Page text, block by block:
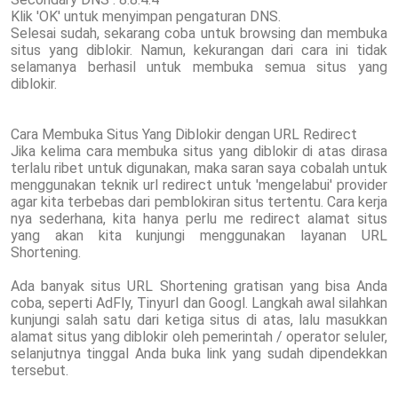
Klik 'OK' untuk menyimpan pengaturan DNS.
Selesai sudah, sekarang coba untuk browsing dan membuka
situs yang diblokir. Namun, kekurangan dari cara ini tidak
selamanya berhasil untuk membuka semua situs yang
diblokir.
Cara Membuka Situs Yang Diblokir dengan URL Redirect
Jika kelima cara membuka situs yang diblokir di atas dirasa
terlalu ribet untuk digunakan, maka saran saya cobalah untuk
menggunakan teknik url redirect untuk 'mengelabui' provider
agar kita terbebas dari pemblokiran situs tertentu. Cara kerja
nya sederhana, kita hanya perlu me redirect alamat situs
yang akan kita kunjungi menggunakan layanan URL
Shortening.
Ada banyak situs URL Shortening gratisan yang bisa Anda
coba, seperti AdFly, Tinyurl dan Googl. Langkah awal silahkan
kunjungi salah satu dari ketiga situs di atas, lalu masukkan
alamat situs yang diblokir oleh pemerintah / operator seluler,
selanjutnya tinggal Anda buka link yang sudah dipendekkan
tersebut.